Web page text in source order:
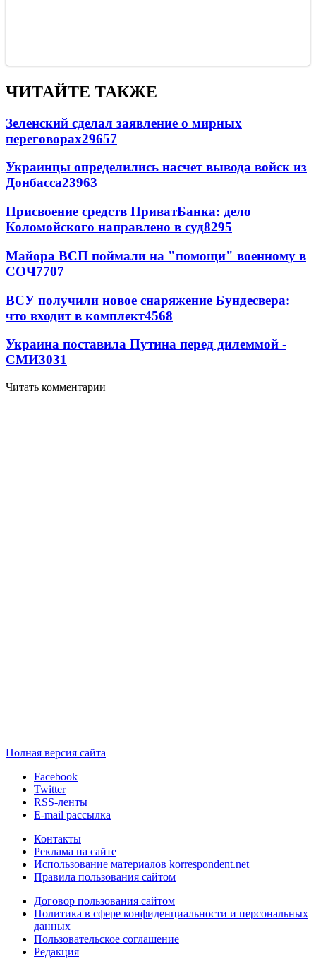
ЧИТАЙТЕ ТАКЖЕ
Зеленский сделал заявление о мирных
переговорах29657
Украинцы определились насчет вывода войск из
Донбасса23963
Присвоение средств ПриватБанка: дело
Коломойского направлено в суд8295
Майора ВСП поймали на "помощи" военному в
СОЧ7707
ВСУ получили новое снаряжение Бундесвера:
что входит в комплект4568
Украина поставила Путина перед дилеммой -
СМИ3031
Читать комментарии
Полная версия сайта
Facebook
Twitter
RSS-ленты
E-mail рассылка
Контакты
Реклама на сайте
Использование материалов korrespondent.net
Правила пользования сайтом
Договор пользования сайтом
Политика в сфере конфиденциальности и персональных
данных
Пользовательское соглашение
Редакция